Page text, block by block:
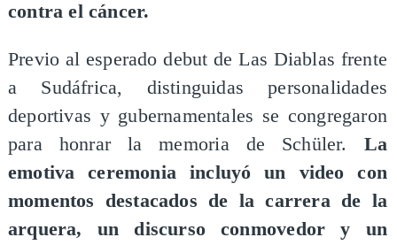
contra el cáncer.
Previo al esperado debut de Las Diablas frente
a Sudáfrica, distinguidas personalidades
deportivas y gubernamentales se congregaron
para honrar la memoria de Schüler. La
emotiva ceremonia incluyó un video con
momentos destacados de la carrera de la
arquera, un discurso conmovedor y un